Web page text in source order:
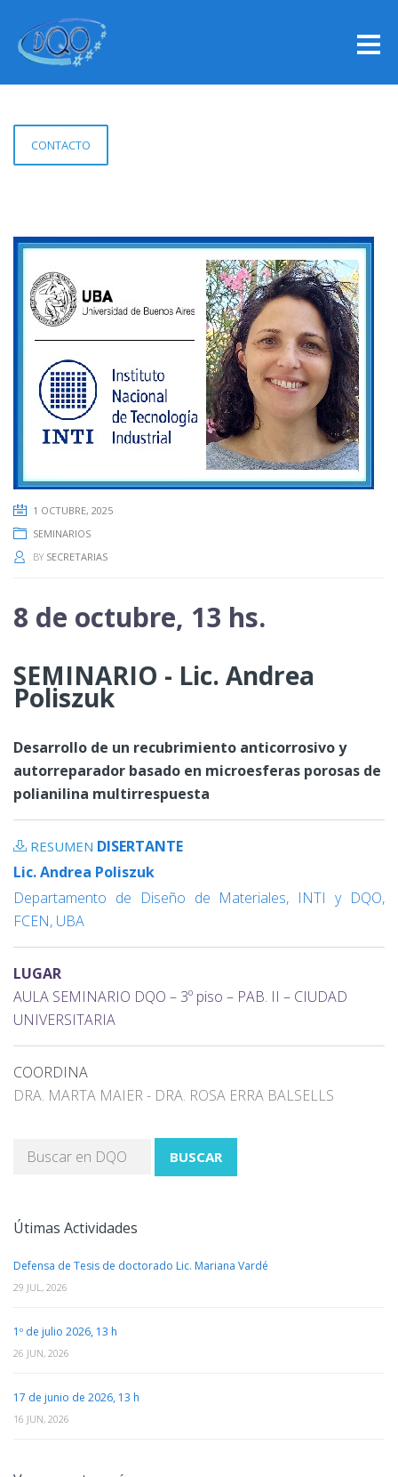
CONTACTO
1 OCTUBRE, 2025
SEMINARIOS
BY SECRETARIAS
8 de octubre, 13 hs.
SEMINARIO - Lic. Andrea
Poliszuk
Desarrollo de un recubrimiento anticorrosivo y
autorreparador basado en microesferas porosas de
polianilina multirrespuesta
RESUMEN DISERTANTE
Lic. Andrea Poliszuk
Departamento de Diseño de Materiales, INTI y DQO,
FCEN, UBA
LUGAR
AULA SEMINARIO DQO – 3º piso – PAB. II – CIUDAD
UNIVERSITARIA
COORDINA
DRA. MARTA MAIER - DRA. ROSA ERRA BALSELLS
BUSCAR
Útimas Actividades
Defensa de Tesis de doctorado Lic. Mariana Vardé
29 JUL, 2026
1º de julio 2026, 13 h
26 JUN, 2026
17 de junio de 2026, 13 h
16 JUN, 2026